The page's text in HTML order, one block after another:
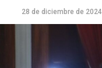
28 de diciembre de 2024